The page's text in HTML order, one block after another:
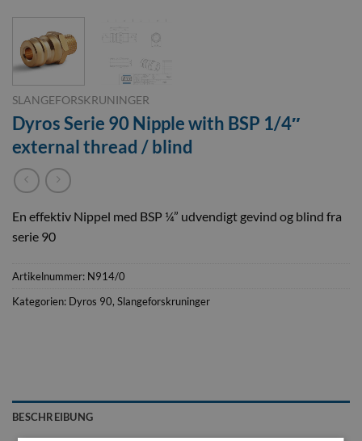
SLANGEFORSKRUNINGER
Dyros Serie 90 Nipple with BSP 1/4″
external thread / blind
En effektiv Nippel med BSP ¼” udvendigt gevind og blind fra
serie 90
Artikelnummer: N914/0
Kategorien: Dyros 90, Slangeforskruninger
BESCHREIBUNG